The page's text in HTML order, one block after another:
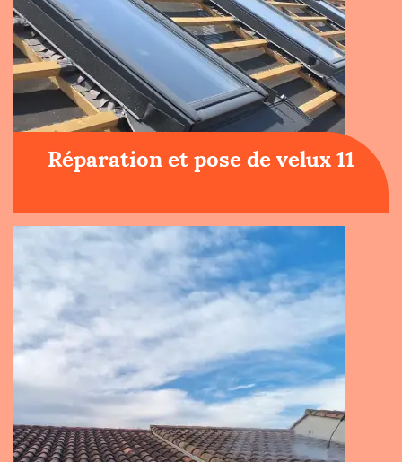
Réparation et pose de velux 11